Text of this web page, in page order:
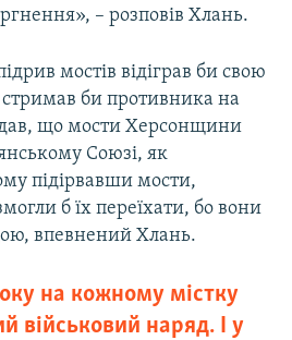
– розповів Хлань.
мостів відіграв би свою
би противника на
що мости Херсонщини
Союзі, як
підірвавши мости,
б їх переїхати, бо вони
впевнений Хлань.
на кожному містку
військовий наряд. І у